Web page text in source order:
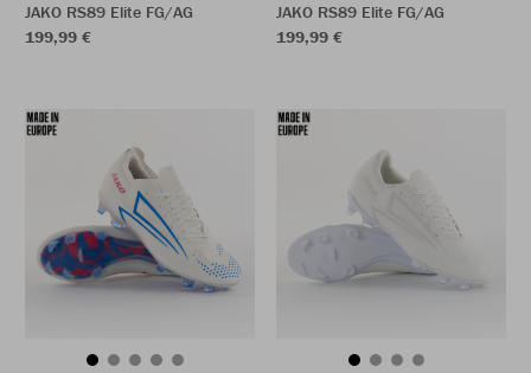
JAKO RS89 Elite FG/AG
199,99 €
JAKO RS89 Elite FG/AG
199,99 €